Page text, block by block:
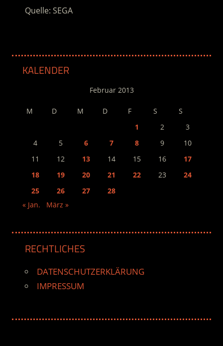
Quelle: SEGA
KALENDER
Februar 2013
M D M D F S
S
1
2
3
4
5 6 7 8 9
10
11
12 13 14 15 16
17
18
19 20 21 22 23
24
25
26 27
28
« Jan.
März »
RECHTLICHES
DATENSCHUTZERKLÄRUNG
IMPRESSUM